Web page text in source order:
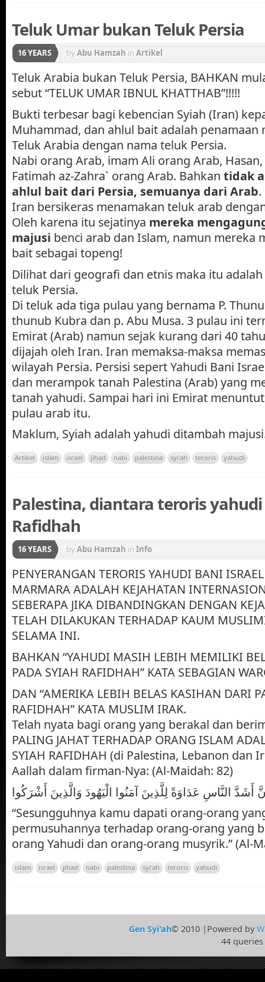
Teluk Umar bukan Teluk Persia
16 YEARS byAbu Hamzah in Artikel
Teluk Arabia bukan Teluk Persia, BAHKAN
sebut “TELUK UMAR IBNUL KHATTHAB”!!!!!
Bukti terbesar bagi kebencian Syiah (Iran)
Muhammad, dan ahlul bait adalah penamaan
Teluk Arabia dengan nama teluk Persia.
Nabi orang Arab, imam Ali orang Arab,
Fatimah az-Zahra` orang Arab. Bahkan tidak
ahlul bait dari Persia, semuanya dari Arab
Iran bersikeras menamakan teluk arab
Oleh karena itu sejatinya mereka
majusi benci arab dan Islam, namun mereka
bait sebagai topeng!
Dilihat dari geografi dan etnis maka itu
teluk Persia.
Di teluk ada tiga pulau yang bernama P.
thunub Kubra dan p. Abu Musa. 3 pulau ini
Emirat (Arab) namun sejak kurang dari 40
dijajah oleh Iran. Iran memaksa-maksa
wilayah Persia. Persisi sepert Yahudi Bani
dan merampok tanah Palestina (Arab) yang
tanah yahudi. Sampai hari ini Emirat
pulau arab itu.
Maklum, Syiah adalah yahudi ditambah
Artikel islam israel jihad nabi palestina syi'ah teroris yahudi
Palestina, diantara teroris
Rafidhah
16 YEARS byAbu Hamzah in Info
PENYERANGAN TERORIS YAHUDI BANI
MARMARA ADALAH KEJAHATAN
SEBERAPA JIKA DIBANDINGKAN DENGAN
TELAH DILAKUKAN TERHADAP KAUM
SELAMA INI.
BAHKAN “YAHUDI MASIH LEBIH MEMILIKI
PADA SYIAH RAFIDHAH” KATA SEBAGIAN
DAN “AMERIKA LEBIH BELAS KASIHAN DARI
RAFIDHAH” KATA MUSLIM IRAK.
Telah nyata bagi orang yang berakal dan
PALING JAHAT TERHADAP ORANG ISLAM
SYIAH RAFIDHAH (di Palestina, Lebanon dan
Aallah dalam firman-Nya: (Al-Maidah: 82)
أَشَدَّ النَّاسِ عَدَاوَةً لِلَّذِينَ آمَنُوا الْيَهُودَ وَالَّذِينَ أَشْرَكُوا
“Sesungguhnya kamu dapati orang-orang
permusuhannya terhadap orang-orang yang
orang Yahudi dan orang-orang musyrik.” (Al-
islam israel jihad nabi palestina syi’ah teroris yahudi
Gen Syi'ah© 2010 |Powered by
44 queries